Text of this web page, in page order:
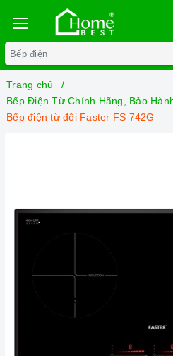
Trang chủ
Bếp Điện Từ Chính Hãng, Bảo
Bếp điện từ đôi Faster FS 742G